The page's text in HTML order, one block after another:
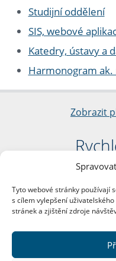
Tyto webové stránky používají
s cílem vylepšení
stránek a zjištění zdroje
Studijní oddělení
SIS, webové
Katedry, ústavy a
Harmonogram ak.
Zobrazit
nám.